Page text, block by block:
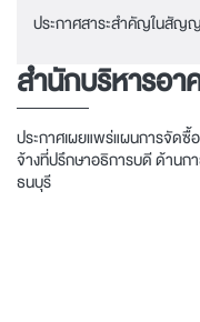
ประกาศสาระสำคัญในสัญ
สำนักบริหารอา
ประกาศเผยแพร่แผนการจัด
จ้างที่ปรึกษาอธิการบดี ด้านก
ธนบุรี